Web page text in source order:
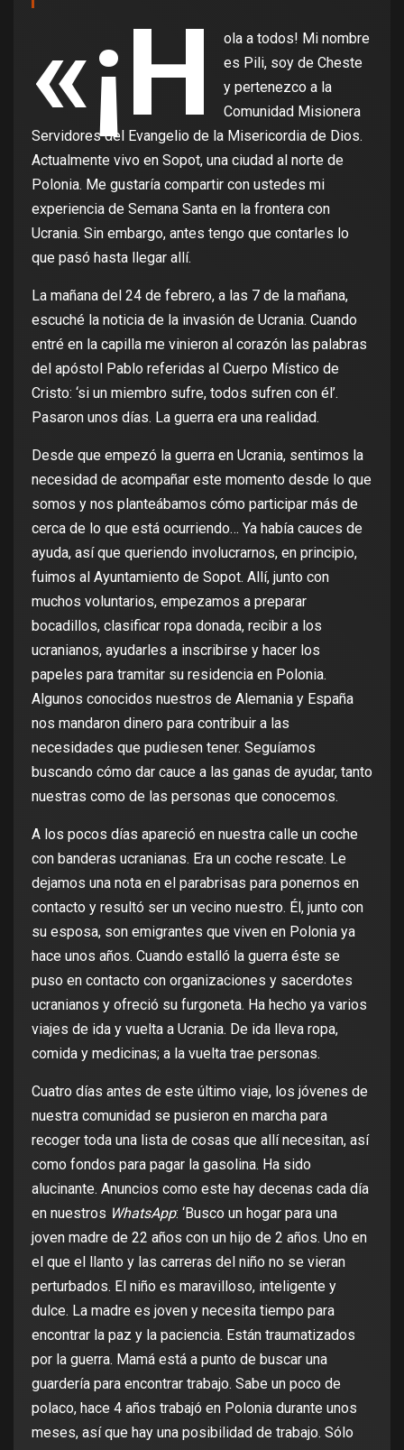
«¡H
ola a todos! Mi nombre
es Pili, soy de Cheste
y pertenezco a la
Comunidad Misionera
Servidores del Evangelio de la Misericordia de Dios.
Actualmente vivo en Sopot, una ciudad al norte de
Polonia. Me gustaría compartir con ustedes mi
experiencia de Semana Santa en la frontera con
Ucrania. Sin embargo, antes tengo que contarles lo
que pasó hasta llegar allí.
La mañana del 24 de febrero, a las 7 de la mañana,
escuché la noticia de la invasión de Ucrania. Cuando
entré en la capilla me vinieron al corazón las palabras
del apóstol Pablo referidas al Cuerpo Místico de
Cristo: ‘si un miembro sufre, todos sufren con él’.
Pasaron unos días. La guerra era una realidad.
Desde que empezó la guerra en Ucrania, sentimos la
necesidad de acompañar este momento desde lo que
somos y nos planteábamos cómo participar más de
cerca de lo que está ocurriendo… Ya había cauces de
ayuda, así que queriendo involucrarnos, en principio,
fuimos al Ayuntamiento de Sopot. Allí, junto con
muchos voluntarios, empezamos a preparar
bocadillos, clasificar ropa donada, recibir a los
ucranianos, ayudarles a inscribirse y hacer los
papeles para tramitar su residencia en Polonia.
Algunos conocidos nuestros de Alemania y España
nos mandaron dinero para contribuir a las
necesidades que pudiesen tener. Seguíamos
buscando cómo dar cauce a las ganas de ayudar, tanto
nuestras como de las personas que conocemos.
A los pocos días apareció en nuestra calle un coche
con banderas ucranianas. Era un coche rescate. Le
dejamos una nota en el parabrisas para ponernos en
contacto y resultó ser un vecino nuestro. Él, junto con
su esposa, son emigrantes que viven en Polonia ya
hace unos años. Cuando estalló la guerra éste se
puso en contacto con organizaciones y sacerdotes
ucranianos y ofreció su furgoneta. Ha hecho ya varios
viajes de ida y vuelta a Ucrania. De ida lleva ropa,
comida y medicinas; a la vuelta trae personas.
Cuatro días antes de este último viaje, los jóvenes de
nuestra comunidad se pusieron en marcha para
recoger toda una lista de cosas que allí necesitan, así
como fondos para pagar la gasolina. Ha sido
alucinante. Anuncios como este hay decenas cada día
en nuestros WhatsApp: ‘Busco un hogar para una
joven madre de 22 años con un hijo de 2 años. Uno en
el que el llanto y las carreras del niño no se vieran
perturbados. El niño es maravilloso, inteligente y
dulce. La madre es joven y necesita tiempo para
encontrar la paz y la paciencia. Están traumatizados
por la guerra. Mamá está a punto de buscar una
guardería para encontrar trabajo. Sabe un poco de
polaco, hace 4 años trabajó en Polonia durante unos
meses, así que hay una posibilidad de trabajo. Sólo